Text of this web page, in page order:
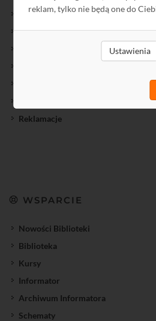
reklam, tylko nie będą one do
Ustawienia
Wyprzedaż
Towary przecenione
Reklamacje
WSPARCIE
Nowości Biblioteki
Biblioteka
Kursy
Informator
Archiwum Informatora
Schematy